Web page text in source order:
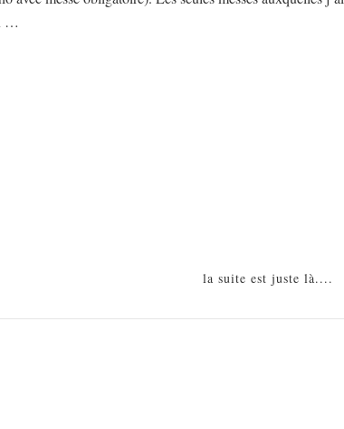
…
la suite est juste là....